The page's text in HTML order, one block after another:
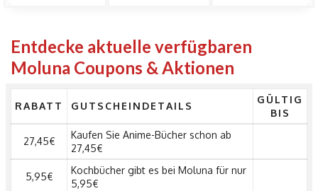
Entdecke aktuelle verfügbaren
Moluna Coupons & Aktionen
RABATT GUTSCHEINDETAILS
GÜLTIG
BIS
27,45€
Kaufen Sie Anime-Bücher schon ab
27,45€
5,95€
Kochbücher gibt es bei Moluna für nur
5,95€